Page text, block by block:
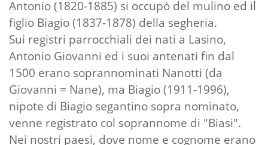
Antonio (1820-1885) si occupò del mulino ed il
figlio Biagio (1837-1878) della segheria.
Sui registri parrocchiali dei nati a Lasino,
Antonio Giovanni ed i suoi antenati fin dal
1500 erano soprannominati Nanotti (da
Giovanni = Nane), ma Biagio (1911-1996),
nipote di Biagio segantino sopra nominato,
venne registrato col soprannome di "Biasi".
Nei nostri paesi, dove nome e cognome erano